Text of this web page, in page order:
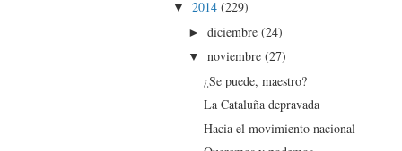
▼2014(229)
►diciembre(24)
▼noviembre(27)
¿Se puede, maestro?
La Cataluña depravada
Hacia el movimiento nacional